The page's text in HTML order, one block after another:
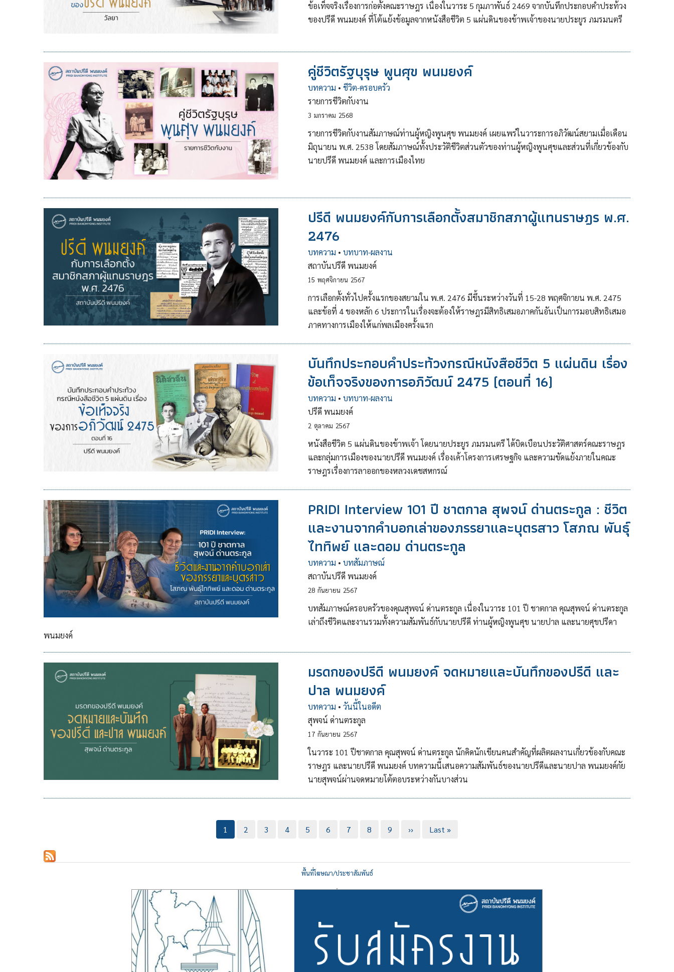
ข้อเท็จจริงเรื่องการก่อตั้งคณะราษฎร เนื่องในวาระ 5 กุมภาพันธ์ 2469 จากบันทึกประกอบคำประท้วง
ของปรีดี พนมยงค์ ที่โต้แย้งข้อมูลจากหนังสือชีวิต 5 แผ่นดินของข้าพเจ้าของนายประยูร ภมรมนตรี
คู่ชีวิตรัฐบุรุษ พูนศุข พนมยงค์
บทความ • ชีวิต-ครอบครัว
รายการชีวิตกับงาน
3 มกราคม 2568
รายการชีวิตกับงานสัมภาษณ์ท่านผู้หญิงพูนศุข พนมยงค์ เผยแพร่ในวาระการอภิวัฒน์สยามเมื่อเดือน
มิถุนายน พ.ศ. 2538 โดยสัมภาษณ์ทั้งประวัติชีวิตส่วนตัวของท่านผู้หญิงพูนศุขและส่วนที่เกี่ยวข้องกับ
นายปรีดี พนมยงค์ และการเมืองไทย
ปรีดี พนมยงค์กับการเลือกตั้งสมาชิกสภาผู้แทนราษฎร พ.ศ.
2476
บทความ • บทบาท-ผลงาน
สถาบันปรีดี พนมยงค์
15 พฤศจิกายน 2567
การเลือกตั้งทั่วไปครั้งแรกของสยามใน พ.ศ. 2476 มีขึ้นระหว่างวันที่ 15-28 พฤศจิกายน พ.ศ. 2475
และข้อที่ 4 ของหลัก 6 ประการในเรื่องจะต้องให้ราษฎรมีสิทธิเสมอภาคกันอันเป็นการมอบสิทธิเสมอ
ภาคทางการเมืองให้แก่พลเมืองครั้งแรก
บันทึกประกอบคำประท้วงกรณีหนังสือชีวิต 5 แผ่นดิน เรื่อง
ข้อเท็จจริงของการอภิวัฒน์ 2475 (ตอนที่ 16)
บทความ • บทบาท-ผลงาน
ปรีดี พนมยงค์
2 ตุลาคม 2567
หนังสือชีวิต 5 แผ่นดินของข้าพเจ้า โดยนายประยูร ภมรมนตรี ได้บิดเบือนประวัติศาสตร์คณะราษฎร
และกลุ่มการเมืองของนายปรีดี พนมยงค์ เรื่องเค้าโครงการเศรษฐกิจ และความขัดแย้งภายในคณะ
ราษฎรเรื่องการลาออกของหลวงเดชสหกรณ์
PRIDI Interview 101 ปี ชาตกาล สุพจน์ ด่านตระกูล : ชีวิต
และงานจากคำบอกเล่าของภรรยาและบุตรสาว โสภณ พันธุ์
ไททิพย์ และดอม ด่านตระกูล
บทความ • บทสัมภาษณ์
สถาบันปรีดี พนมยงค์
28 กันยายน 2567
บทสัมภาษณ์ครอบครัวของคุณสุพจน์ ด่านตระกูล เนื่องในวาระ 101 ปี ชาตกาล คุณสุพจน์ ด่านตระกูล
เล่าถึงชีวิตและงานรวมทั้งความสัมพันธ์กับนายปรีดี ท่านผู้หญิงพูนศุข นายปาล และนายศุขปรีดา
พนมยงค์
มรดกของปรีดี พนมยงค์ จดหมายและบันทึกของปรีดี และ
ปาล พนมยงค์
บทความ • วันนี้ในอดีต
สุพจน์ ด่านตระกูล
17 กันยายน 2567
ในวาระ 101 ปีชาตกาล คุณสุพจน์ ด่านตระกูล นักคิดนักเขียนคนสำคัญที่ผลิตผลงานเกี่ยวข้องกับคณะ
ราษฎร และนายปรีดี พนมยงค์ บทความนี้เสนอความสัมพันธ์ของนายปรีดีและนายปาล พนมยงค์กัย
นายสุพจน์ผ่านจดหมายโต้ตอบระหว่างกันบางส่วน
Current
1 Page
2 Page
3 Page
4 Page
5 Page
6 Page
7 Page
8 Page
9
Next
››
Last
Last »
พื้นที่โฆษณา/ประชาสัมพันธ์